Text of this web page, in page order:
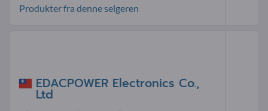
Produkter fra denne selgeren
EDACPOWER Electronics Co.,
Ltd